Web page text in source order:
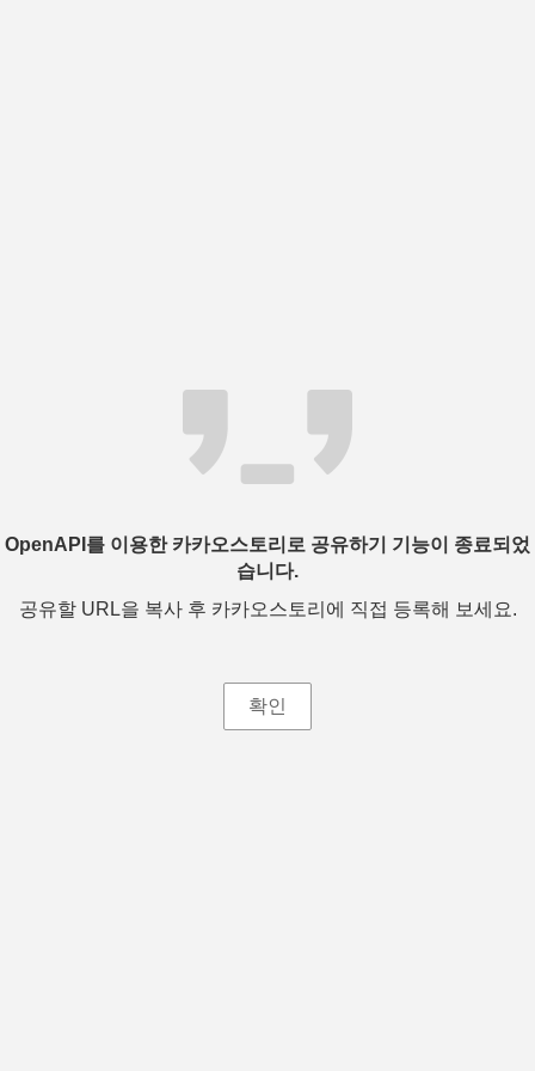
OpenAPI를 이용한 카카오스토리로 공유하기 기능이 종료되었
습니다.
공유할 URL을 복사 후 카카오스토리에 직접 등록해 보세요.
확인